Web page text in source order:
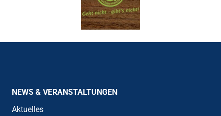
NEWS & VERANSTALTUNGEN
Aktuelles